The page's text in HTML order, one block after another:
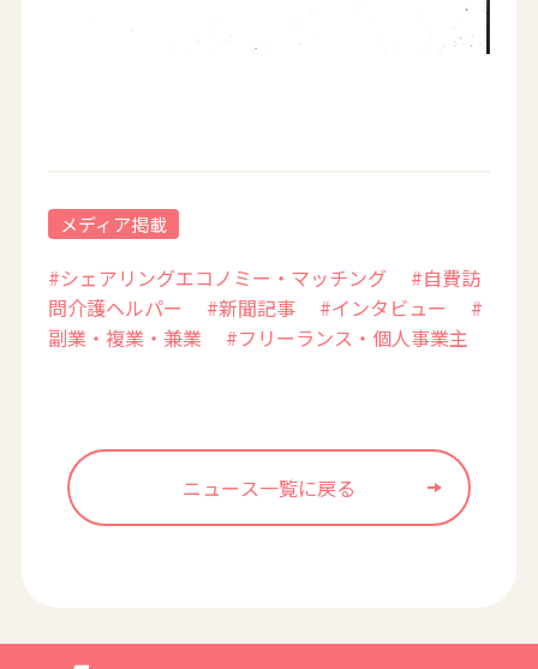
メディア掲載
#シェアリングエコノミー・マッチング
#自費訪
問介護ヘルパー
#新聞記事 #インタビュー
#
副業・複業・兼業
#フリーランス・個人事業主
ニュース一覧に戻る